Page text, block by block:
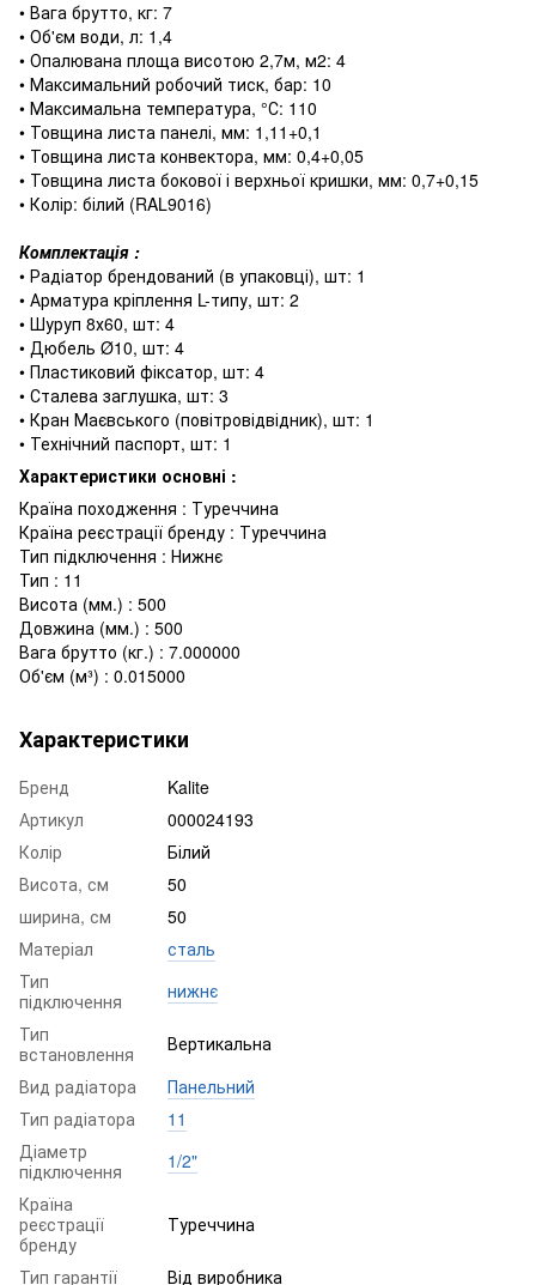
• Вага брутто, кг: 7
• Об'єм води, л: 1,4
• Опалювана площа висотою 2,7м, м2: 4
• Максимальний робочий тиск, бар: 10
• Максимальна температура, °С: 110
• Товщина листа панелі, мм: 1,11+0,1
• Товщина листа конвектора, мм: 0,4+0,05
• Товщина листа бокової і верхньої кришки, мм: 0,7+0,15
• Колір: білий (RAL9016)
Комплектація :
• Радіатор брендований (в упаковці), шт: 1
• Арматура кріплення L-типу, шт: 2
• Шуруп 8х60, шт: 4
• Дюбель Ø10, шт: 4
• Пластиковий фіксатор, шт: 4
• Сталева заглушка, шт: 3
• Кран Маєвського (повітровідвідник), шт: 1
• Технічний паспорт, шт: 1
Характеристики основні :
Країна походження : Туреччина
Країна реєстрації бренду : Туреччина
Тип підключення : Нижнє
Тип : 11
Висота (мм.) : 500
Довжина (мм.) : 500
Вага брутто (кг.) : 7.000000
Об'єм (м³) : 0.015000
Характеристики
Бренд
Kalite
Артикул
000024193
Колір
Білий
Висота, см
50
ширина, см
50
Матеріал
сталь
Тип
підключення
нижнє
Тип
встановлення
Вертикальна
Вид радіатора
Панельний
Тип радіатора
11
Діаметр
підключення
1/2"
Країна
реєстрації
бренду
Туреччина
Тип гарантії
Від виробника